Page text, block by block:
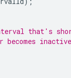
that's